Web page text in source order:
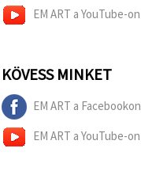
EM ART a YouTube-on
KÖVESS MINKET
EM ART a Facebookon
EM ART a YouTube-on